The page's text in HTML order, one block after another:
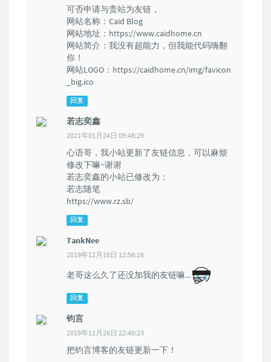
可否申请与贵站为友链，
网站名称：Caid Blog
网站地址：https://www.caidhome.cn
网站简介：我没有超能力，但我能代码嗨翻
你！
网站LOGO：https://caidhome.cn/img/favicon
_big.ico
回复
若志奕鑫
2021年01月24日 09:48:29
心语哥，我小站更新了友链信息，可以麻烦
修改下嘛~谢谢
若志奕鑫的小站已修改为：
若志随笔
https://www.rz.sb/
回复
TankNee
2019年12月18日 12:56:16
老哥这么久了还没加我的友链嘛...
回复
钧言
2019年11月26日 22:40:23
把钧言博客的友链更新一下！